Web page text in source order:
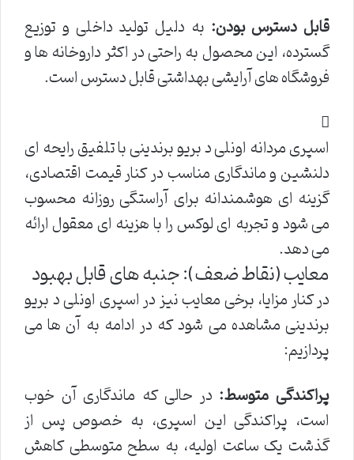
قابل دسترس بودن: به دلیل تولید داخلی و توزیع
گسترده، این محصول به راحتی در اکثر داروخانه ها و
فروشگاه های آرایشی بهداشتی قابل دسترس است.
اسپری مردانه اونلی د بریو برندینی با تلفیق رایحه ای
دلنشین و ماندگاری مناسب در کنار قیمت اقتصادی،
گزینه ای هوشمندانه برای آراستگی روزانه محسوب
می شود و تجربه ای لوکس را با هزینه ای معقول ارائه
می دهد.
معایب (نقاط ضعف): جنبه های قابل بهبود
در کنار مزایا، برخی معایب نیز در اسپری اونلی د بریو
برندینی مشاهده می شود که در ادامه به آن ها می
پردازیم:
پراکندگی متوسط: در حالی که ماندگاری آن خوب
است، پراکندگی این اسپری، به خصوص پس از
گذشت یک ساعت اولیه، به سطح متوسطی کاهش